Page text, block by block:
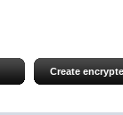
Create